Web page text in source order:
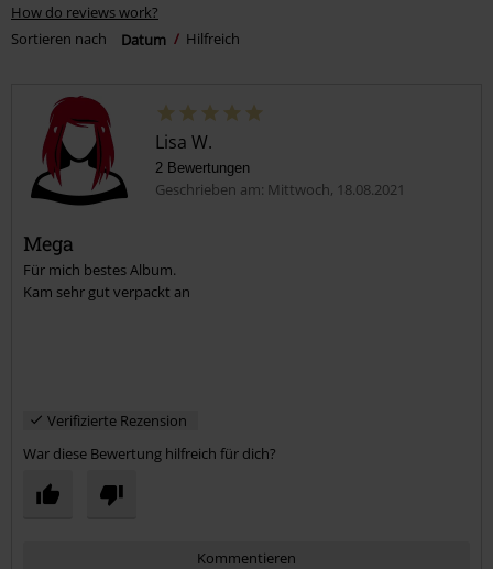
How do reviews work?
Sortieren nach
Datum Hilfreich
Lisa W.
2 Bewertungen
Geschrieben am: Mittwoch, 18.08.2021
Mega
Für mich bestes Album.
Kam sehr gut verpackt an
Verifizierte Rezension
War diese Bewertung hilfreich für dich?
Kommentieren